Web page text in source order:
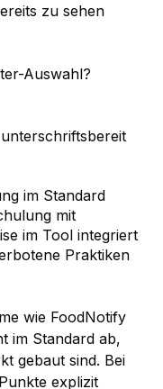
zu sehen
Auswahl?
im Standard
mit
im Tool integriert
Praktiken
wie FoodNotify
im Standard ab,
gebaut sind. Bei
explizit